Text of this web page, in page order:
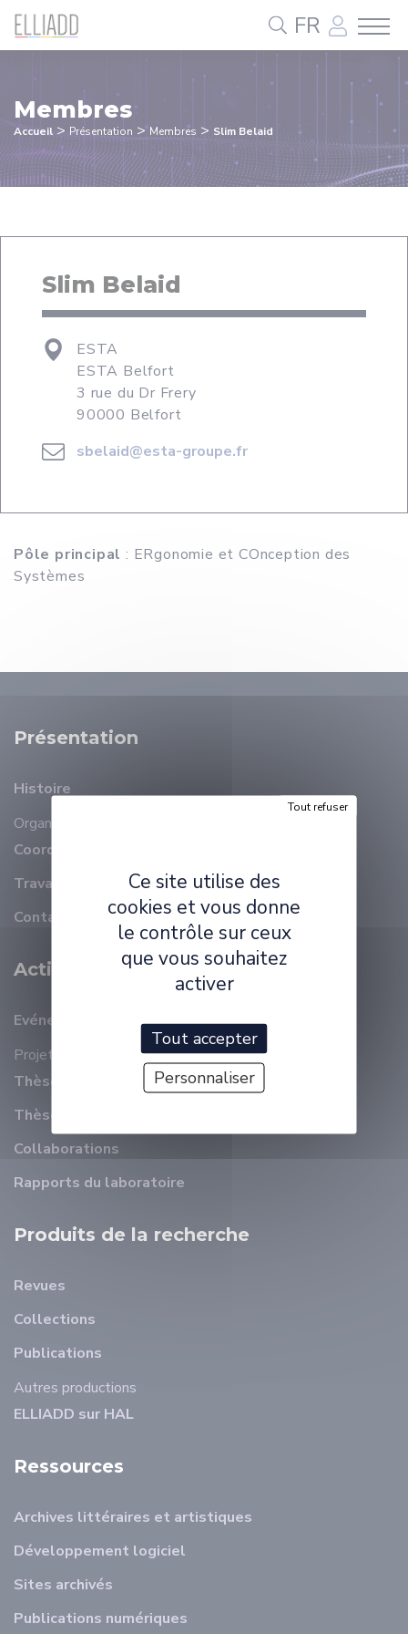
FR
Membres
Accueil > Présentation >Membres > Slim Belaid
Slim Belaid
ESTA
ESTA Belfort
3 rue du Dr Frery
90000 Belfort
sbelaid@esta-groupe.fr
Pôle principal : ERgonomie et COnception des
Systèmes
Présentation
Histoire
Organisation
Coordonnées
Travailler à ELLIADD
Contact
Activité Scientifique
Evénements récents
Projets
Thèses en cours
Thèses soutenues
Collaborations
Rapports du laboratoire
Produits de la recherche
Revues
Collections
Publications
Autres productions
ELLIADD sur HAL
Ressources
Archives littéraires et artistiques
Développement logiciel
Sites archivés
Publications numériques
Panneau de gestion des cookies
Ce site utilise des
cookies et vous donne
le contrôle sur ceux
que vous souhaitez
activer
Tout accepter
Tout refuser
Personnaliser